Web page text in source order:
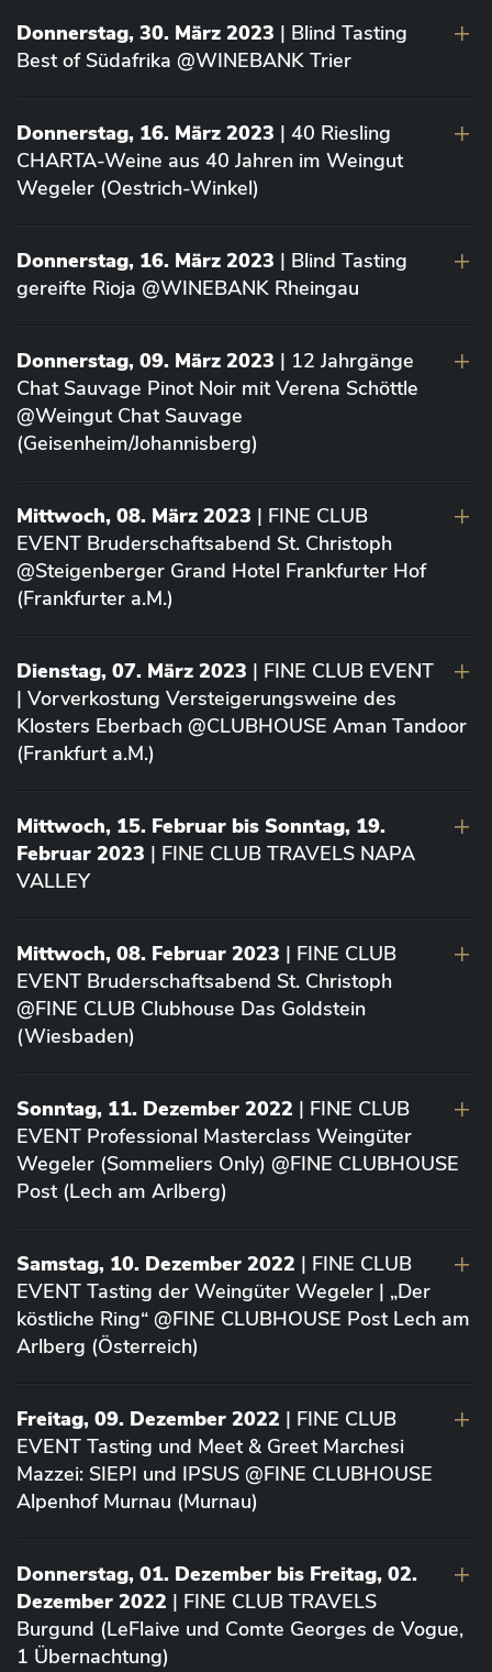
Donnerstag, 30. März 2023 | Blind Tasting
Best of Südafrika @WINEBANK Trier
Donnerstag, 16. März 2023 | 40 Riesling
CHARTA-Weine aus 40 Jahren im Weingut
Wegeler (Oestrich-Winkel)
Donnerstag, 16. März 2023 | Blind Tasting
gereifte Rioja @WINEBANK Rheingau
Donnerstag, 09. März 2023 | 12 Jahrgänge
Chat Sauvage Pinot Noir mit Verena Schöttle
@Weingut Chat Sauvage
(Geisenheim/Johannisberg)
Mittwoch, 08. März 2023 | FINE CLUB
EVENT Bruderschaftsabend St. Christoph
@Steigenberger Grand Hotel Frankfurter Hof
(Frankfurter a.M.)
Dienstag, 07. März 2023 | FINE CLUB EVENT
| Vorverkostung Versteigerungsweine des
Klosters Eberbach @CLUBHOUSE Aman Tandoor
(Frankfurt a.M.)
Mittwoch, 15. Februar bis Sonntag, 19.
Februar 2023 | FINE CLUB TRAVELS NAPA
VALLEY
Mittwoch, 08. Februar 2023 | FINE CLUB
EVENT Bruderschaftsabend St. Christoph
@FINE CLUB Clubhouse Das Goldstein
(Wiesbaden)
Sonntag, 11. Dezember 2022 | FINE CLUB
EVENT Professional Masterclass Weingüter
Wegeler (Sommeliers Only) @FINE CLUBHOUSE
Post (Lech am Arlberg)
Samstag, 10. Dezember 2022 | FINE CLUB
EVENT Tasting der Weingüter Wegeler | „Der
köstliche Ring“ @FINE CLUBHOUSE Post Lech am
Arlberg (Österreich)
Freitag, 09. Dezember 2022 | FINE CLUB
EVENT Tasting und Meet & Greet Marchesi
Mazzei: SIEPI und IPSUS @FINE CLUBHOUSE
Alpenhof Murnau (Murnau)
Donnerstag, 01. Dezember bis Freitag, 02.
Dezember 2022 | FINE CLUB TRAVELS
Burgund (LeFlaive und Comte Georges de Vogue,
1 Übernachtung)